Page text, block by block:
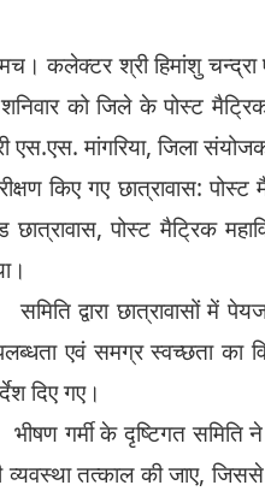
कलेक्टर श्री हिमांशु
को जिले के पोस्ट मैट्रिक
एस.एस. मांगरिया, जिला
किए गए छात्रावास:
छात्रावास, पोस्ट मैट्रिक
द्वारा छात्रावासों में
एवं समग्र स्वच्छता का
दिए गए।
गर्मी के दृष्टिगत समिति
व्यवस्था तत्काल की जाए, जिससे